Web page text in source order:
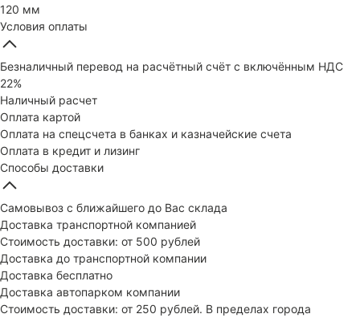
120 мм
Условия оплаты
Безналичный перевод на расчётный счёт с включённым НДС
22%
Наличный расчет
Оплата картой
Оплата на спецсчета в банках и казначейские счета
Оплата в кредит и лизинг
Способы доставки
Самовывоз с ближайшего до Вас склада
Доставка транспортной компанией
Стоимость доставки: от 500 рублей
Доставка до транспортной компании
Доставка бесплатно
Доставка автопарком компании
Стоимость доставки: от 250 рублей. В пределах города